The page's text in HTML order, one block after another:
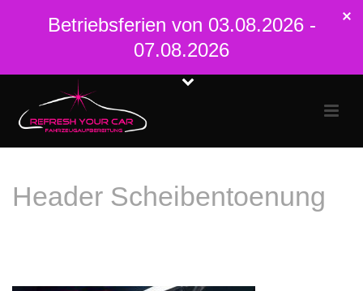
Header Scheibentoenung
Betriebsferien von 03.08.2026 -
07.08.2026